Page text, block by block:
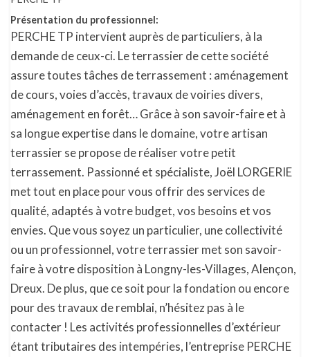
Présentation du professionnel:
PERCHE TP intervient auprès de particuliers, à la
demande de ceux-ci. Le terrassier de cette société
assure toutes tâches de terrassement : aménagement
de cours, voies d’accès, travaux de voiries divers,
aménagement en forêt… Grâce à son savoir-faire et à
sa longue expertise dans le domaine, votre artisan
terrassier se propose de réaliser votre petit
terrassement. Passionné et spécialiste, Joël LORGERIE
met tout en place pour vous offrir des services de
qualité, adaptés à votre budget, vos besoins et vos
envies. Que vous soyez un particulier, une collectivité
ou un professionnel, votre terrassier met son savoir-
faire à votre disposition à Longny-les-Villages, Alençon,
Dreux. De plus, que ce soit pour la fondation ou encore
pour des travaux de remblai, n’hésitez pas à le
contacter ! Les activités professionnelles d’extérieur
étant tributaires des intempéries, l’entreprise PERCHE